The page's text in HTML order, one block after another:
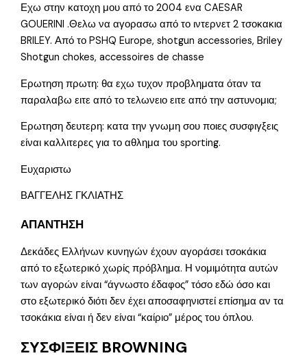
Εχω στην κατοχη μου από το 2004 ενα CAESAR
GOUERINI .Θελω να αγορασω από το ιντερνετ 2 τσοκακια
BRILEY. Από το PSHQ Europe, shotgun accessories, Briley
Shotgun chokes, accessoires de chasse
Ερωτηση πρωτη: θα εχω τυχον προβληματα όταν τα
παραλαβω ειτε από το τελωνειο ειτε από την αστυνομια;
Ερωτηση δευτερη: κατα την γνωμη σου ποιες συσφιγξεις
είναι καλλιτερες για το αθλημα του sporting.
Ευχαριστω
ΒΑΓΓΕΛΗΣ ΓΚΛΙΑΤΗΣ
ΑΠΑΝΤΗΣΗ
Δεκάδες Ελλήνων κυνηγών έχουν αγοράσει τσοκάκια
από το εξωτερικό χωρίς πρόβλημα. Η νομιμότητα αυτών
των αγορών είναι “άγνωστο έδαφος” τόσο εδώ όσο και
στο εξωτερικό διότι δεν έχει αποσαφηνιστεί επίσημα αν τα
τσοκάκια είναι ή δεν είναι “καίριο” μέρος του όπλου.
ΣΥΣΦΙΞΕΙΣ BROWNING